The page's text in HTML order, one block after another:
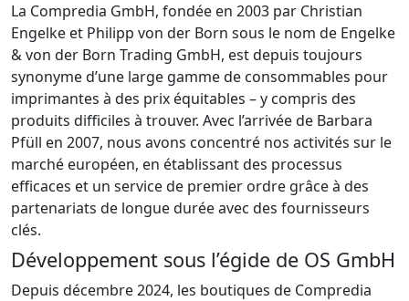
La Compredia GmbH, fondée en 2003 par Christian
Engelke et Philipp von der Born sous le nom de Engelke
& von der Born Trading GmbH, est depuis toujours
synonyme d’une large gamme de consommables pour
imprimantes à des prix équitables – y compris des
produits difficiles à trouver. Avec l’arrivée de Barbara
Pfüll en 2007, nous avons concentré nos activités sur le
marché européen, en établissant des processus
efficaces et un service de premier ordre grâce à des
partenariats de longue durée avec des fournisseurs
clés.
Développement sous l’égide de OS GmbH
Depuis décembre 2024, les boutiques de Compredia